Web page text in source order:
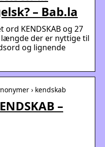
– Bab.la
KENDSKAB og 27
der er nyttige til
og lignende
› kendskab
–